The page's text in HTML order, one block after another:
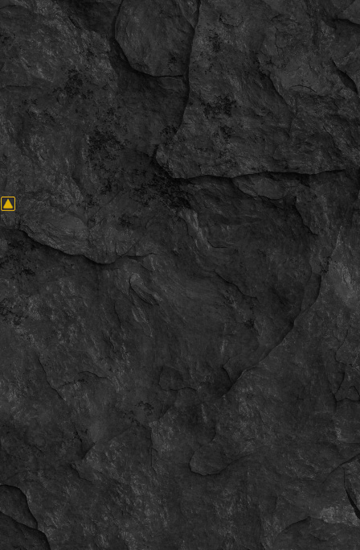
Имя:FANTIK GG
roomik8787
17.08.2025
10:47
Женщина ID: 6603
Имя:Alex Legendary
innamarkova1800
05.08.2025
12:30
Женщина ID: 6602
Имя:Inna Borisevich
matveiderolyator2g
31.07.2025
03:18
Женщина ID: 6601
Имя:Матвей
АллаПлохова
18.07.2025
17:57
Женщина ID:6600
Имя:Алла Плохова
garrymccallum115
18.07.2025
17:53
Мужчина
6599
Имя:
Leviafankos
12.07.2025
23:11
МужчинаID:6598
Имя:Данила Нестеренко
sososo666rtp
10.07.2025
15:19
Женщина
ID: 6597
Имя:
DecceptiOn1 - любит кликать
ylmira12345
14.06.2025
02:17
Женщина ID: 6596
Имя:Мира Мирара
dimamitin555
12.06.2025
21:15
МужчинаID:6595
Имя: Дмитрий Королёв